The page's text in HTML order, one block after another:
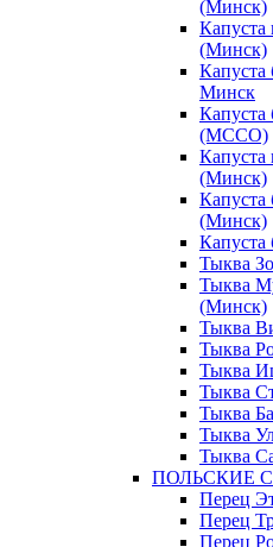
(Минск)
Капуста
(Минск)
Минск
Капуста
(МССО)
Капуста
(Минск)
Капуста
(Минск)
Капуста
Тыква
Тыква
(Минск)
Тыква
Тыква
Тыква
Тыква
Тыква
Тыква
Тыква
ПОЛЬСКИЕ
Перец
Перец
Перец